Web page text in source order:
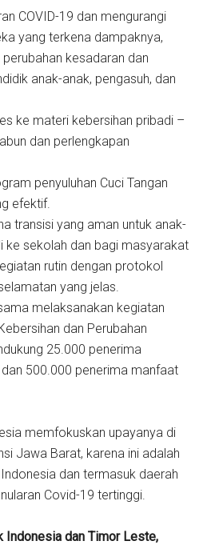
COVID-19 dan mengurangi
yang terkena dampaknya,
kesadaran dan
anak-anak, pengasuh, dan
ke materi kebersihan pribadi –
dan perlengkapan
penyuluhan Cuci Tangan
efektif.
transisi yang aman untuk anak-
ke sekolah dan bagi masyarakat
rutin dengan protokol
yang jelas.
melaksanakan kegiatan
dan Perubahan
25.000 penerima
500.000 penerima manfaat
memfokuskan upayanya di
Jawa Barat, karena ini adalah
dan termasuk daerah
Covid-19 tertinggi.
Indonesia dan Timor Leste,